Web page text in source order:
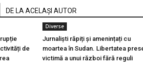
DE LA ACELAȘI AUTOR
de
Diverse
Jurnaliști răpiți și amenințați cu
moartea în Sudan. Libertatea
victimă a unui război fără reguli